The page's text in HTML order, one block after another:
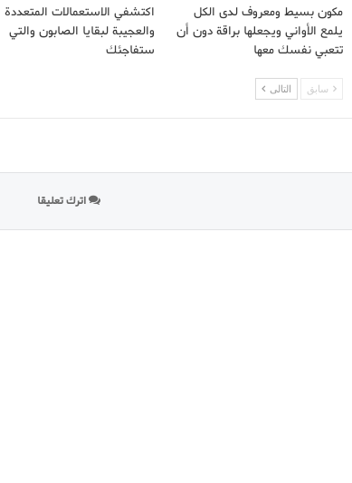
مكون بسيط ومعروف لدى الكل
يلمع الأواني ويجعلها براقة دون أن
تتعبي نفسك معها
اكتشفي الاستعمالات المتعددة
والعجيبة لبقايا الصابون والتي
ستفاجئك
سابق التالى
اترك تعليقا